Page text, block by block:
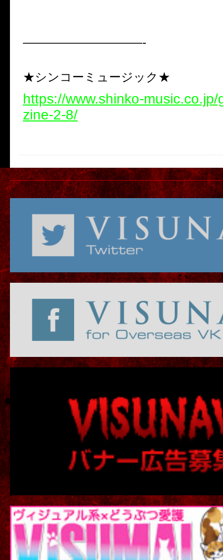
——————————-
★シンコーミュージック★
https://www.shinko-
zine-2-8/